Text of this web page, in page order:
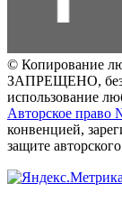
© Копирование
ЗАПРЕЩЕНО, без
использование
Авторское право
конвенцией,
защите